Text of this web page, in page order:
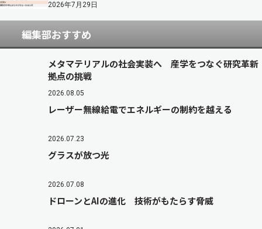
2026年7月29日
編集部おすすめ
メタマテリアルの社会実装へ 産学をつなぐ研究革新
拠点の挑戦
2026.08.05
レーザー無線給電でエネルギーの制約を越える
2026.07.23
グラスが放つ光
2026.07.08
ドローンとAIの進化 技術がもたらす脅威